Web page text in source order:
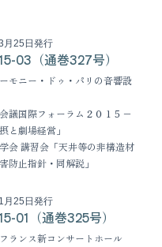
月25日発行
03（通巻327号）
モニー・ドゥ・パリの音響設
議国際フォーラム２０１５−
と劇場経営」
会 講習会「天井等の非構造材
防止指針・同解説」
月25日発行
01（通巻325号）
ランス新コンサートホール